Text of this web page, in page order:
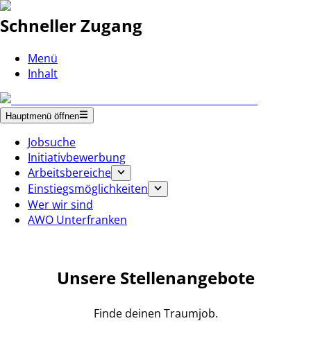
Schneller Zugang
Menü
Inhalt
Hauptmenü öffnen
Jobsuche
Initiativbewerbung
Arbeitsbereiche
Einstiegsmöglichkeiten
Wer wir sind
AWO Unterfranken
Unsere Stellenangebote
Finde deinen Traumjob.